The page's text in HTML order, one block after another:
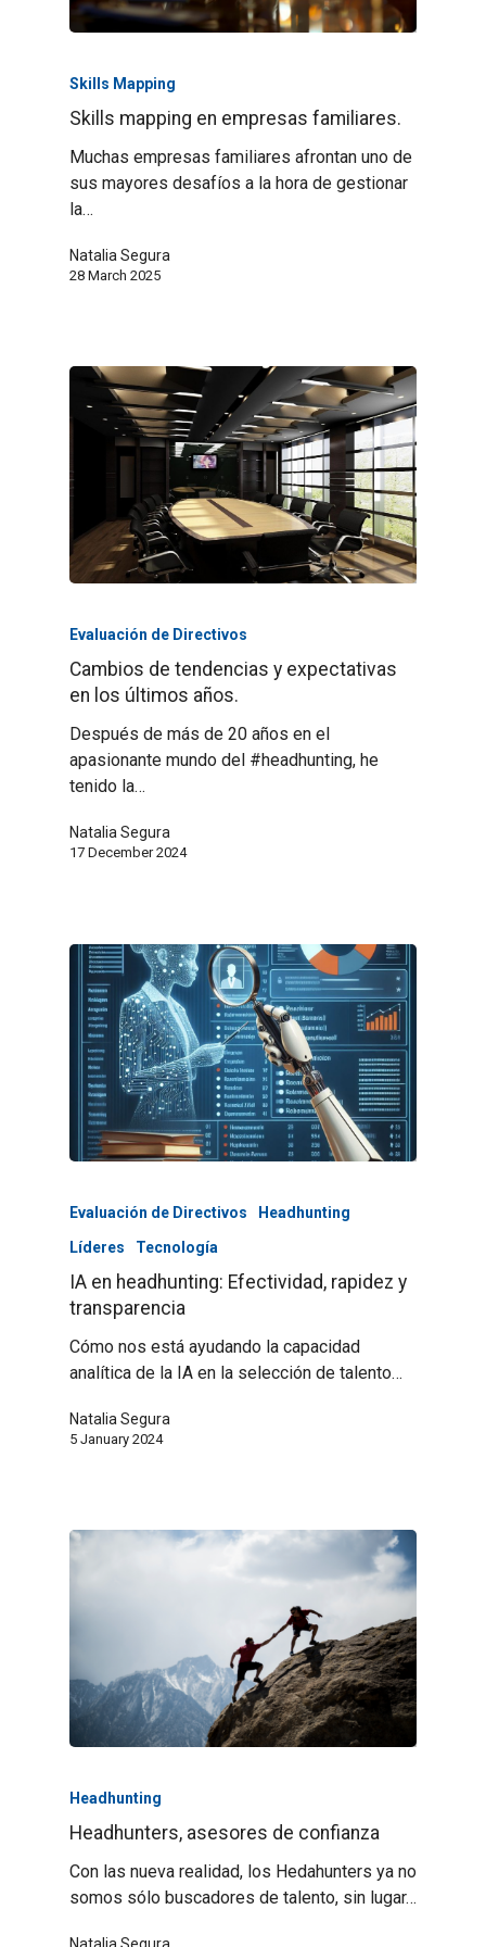
Skills Mapping
Skills mapping en empresas familiares.
Muchas empresas familiares afrontan uno de
sus mayores desafíos a la hora de gestionar
la…
Natalia Segura
28 March 2025
Evaluación de Directivos
Cambios de tendencias y expectativas
en los últimos años.
Después de más de 20 años en el
apasionante mundo del #headhunting, he
tenido la…
Natalia Segura
17 December 2024
Evaluación de Directivos
Headhunting
Líderes
Tecnología
IA en headhunting: Efectividad, rapidez y
transparencia
Cómo nos está ayudando la capacidad
analítica de la IA en la selección de talento…
Natalia Segura
5 January 2024
Headhunting
Headhunters, asesores de confianza
Con las nueva realidad, los Hedahunters ya no
somos sólo buscadores de talento, sin lugar…